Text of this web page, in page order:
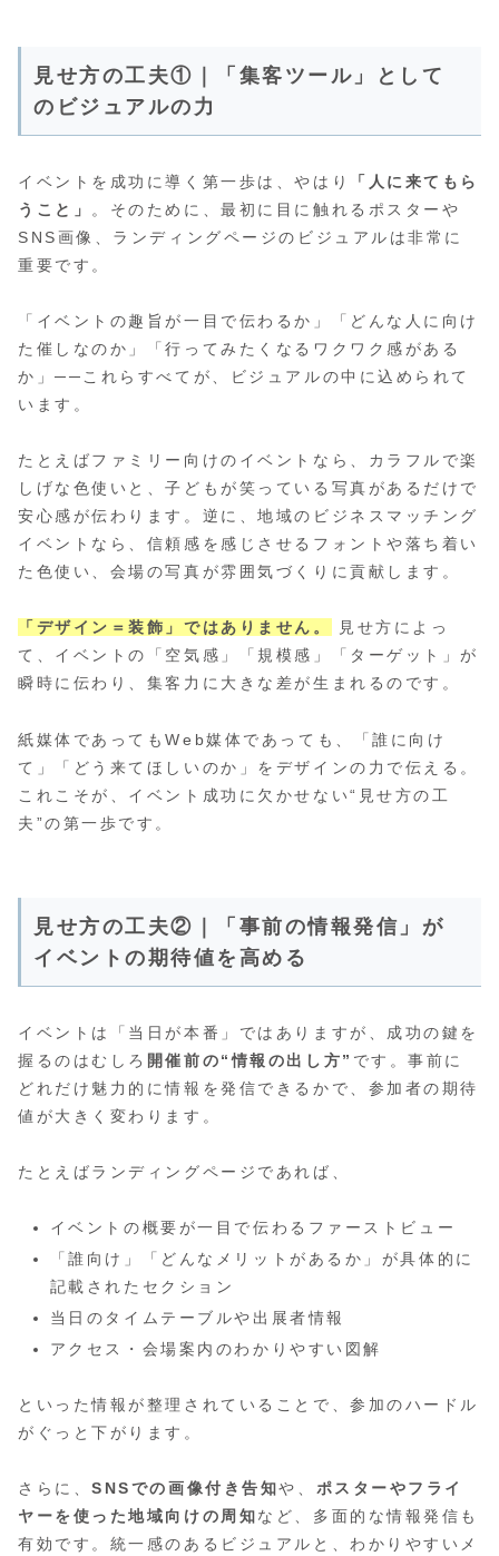
見せ方の工夫①｜「集客ツール」として
のビジュアルの力
イベントを成功に導く第一歩は、やはり
「人に来てもら
うこと」
。そのために、最初に目に触れるポスターや
SNS画像、ランディングページのビジュアルは非常に
重要です。
「イベントの趣旨が一目で伝わるか」「どんな人に向け
た催しなのか」「行ってみたくなるワクワク感がある
か」──これらすべてが、ビジュアルの中に込められて
います。
たとえばファミリー向けのイベントなら、カラフルで楽
しげな色使いと、子どもが笑っている写真があるだけで
安心感が伝わります。逆に、地域のビジネスマッチング
イベントなら、信頼感を感じさせるフォントや落ち着い
た色使い、会場の写真が雰囲気づくりに貢献します。
「デザイン＝装飾」ではありません。
見せ方によっ
て、イベントの「空気感」「規模感」「ターゲット」が
瞬時に伝わり、集客力に大きな差が生まれるのです。
紙媒体であってもWeb媒体であっても、「誰に向け
て」「どう来てほしいのか」をデザインの力で伝える。
これこそが、イベント成功に欠かせない“見せ方の工
夫”の第一歩です。
見せ方の工夫②｜「事前の情報発信」が
イベントの期待値を高める
イベントは「当日が本番」ではありますが、成功の鍵を
握るのはむしろ 開催前の“情報の出し方” です。事前に
どれだけ魅力的に情報を発信できるかで、参加者の期待
値が大きく変わります。
たとえばランディングページであれば、
イベントの概要が一目で伝わるファーストビュー
「誰向け」「どんなメリットがあるか」が具体的に
記載されたセクション
当日のタイムテーブルや出展者情報
アクセス・会場案内のわかりやすい図解
といった情報が整理されていることで、参加のハードル
がぐっと下がります。
さらに、SNSでの画像付き告知や、 ポスターやフライ
ヤーを使った地域向けの周知など、多面的な情報発信も
有効です。統一感のあるビジュアルと、わかりやすいメ